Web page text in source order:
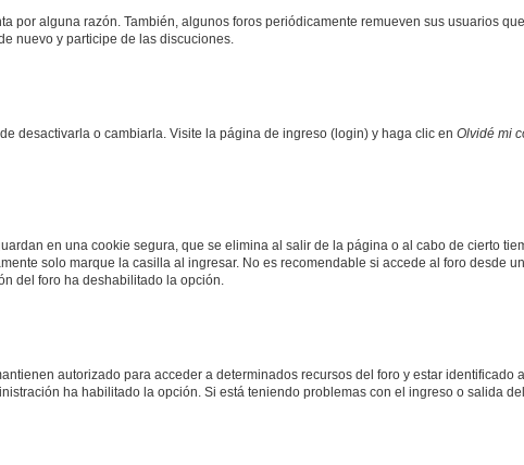
por alguna razón. También, algunos foros periódicamente remueven sus usuarios
nuevo y participe de las discuciones.
desactivarla o cambiarla. Visite la página de ingreso (login) y haga clic en Olvidé mi
en una cookie segura, que se elimina al salir de la página o al cabo de cierto
solo marque la casilla al ingresar. No es recomendable si accede al foro desde
del foro ha deshabilitado la opción.
autorizado para acceder a determinados recursos del foro y estar identificado
ha habilitado la opción. Si está teniendo problemas con el ingreso o salida